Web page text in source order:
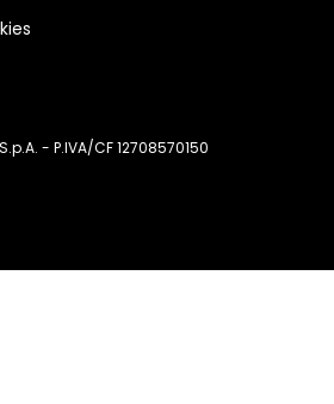
- P.IVA/CF 12708570150